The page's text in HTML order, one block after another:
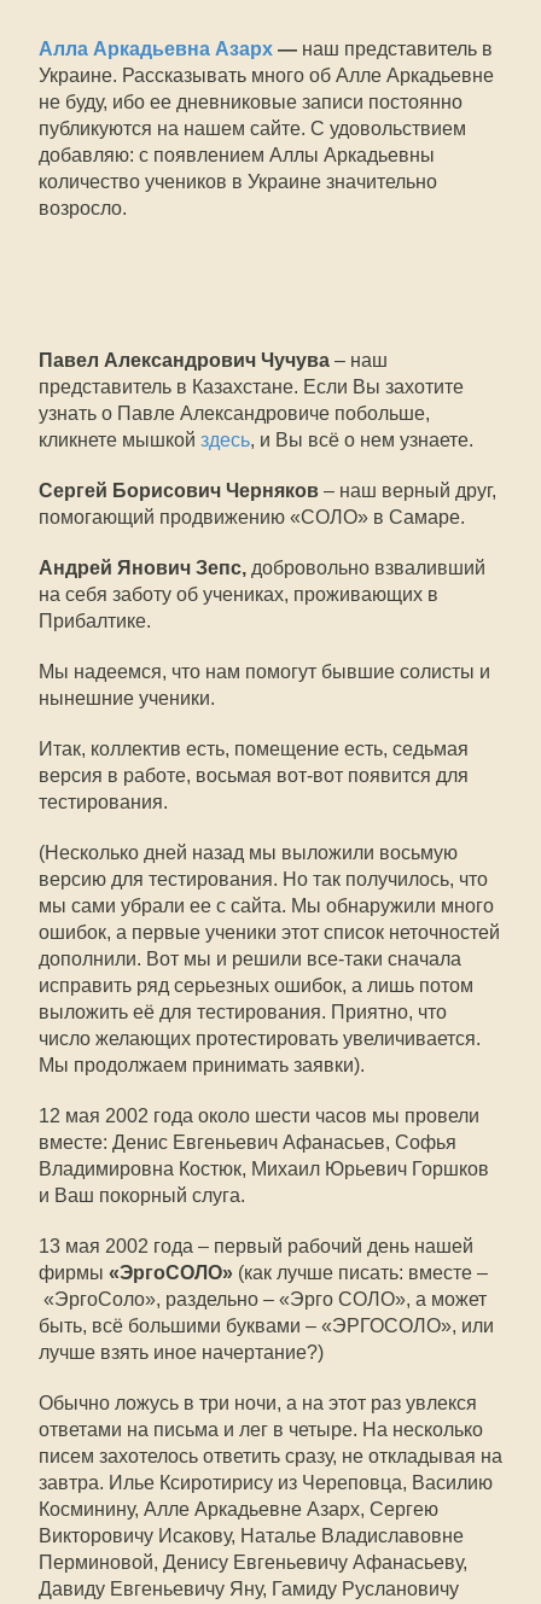
Алла Аркадьевна Азарх — наш представитель в
Украине. Рассказывать много об Алле Аркадьевне
не буду, ибо ее дневниковые записи постоянно
публикуются на нашем сайте. С удовольствием
добавляю: с появлением Аллы Аркадьевны
количество учеников в Украине значительно
возросло.
Павел Александрович Чучува – наш
представитель в Казахстане. Если Вы захотите
узнать о Павле Александровиче побольше,
кликнете мышкой здесь, и Вы всё о нем узнаете.
Сергей Борисович Черняков – наш верный друг,
помогающий продвижению «СОЛО» в Самаре.
Андрей Янович Зепс, добровольно взваливший
на себя заботу об учениках, проживающих в
Прибалтике.
Мы надеемся, что нам помогут бывшие солисты и
нынешние ученики.
Итак, коллектив есть, помещение есть, седьмая
версия в работе, восьмая вот-вот появится для
тестирования.
(Несколько дней назад мы выложили восьмую
версию для тестирования. Но так получилось, что
мы сами убрали ее с сайта. Мы обнаружили много
ошибок, а первые ученики этот список неточностей
дополнили. Вот мы и решили все-таки сначала
исправить ряд серьезных ошибок, а лишь потом
выложить её для тестирования. Приятно, что
число желающих протестировать увеличивается.
Мы продолжаем принимать заявки).
12 мая 2002 года около шести часов мы провели
вместе: Денис Евгеньевич Афанасьев, Софья
Владимировна Костюк, Михаил Юрьевич Горшков
и Ваш покорный слуга.
13 мая 2002 года – первый рабочий день нашей
фирмы «ЭргоСОЛО» (как лучше писать: вместе –
«ЭргоСоло», раздельно – «Эрго СОЛО», а может
быть, всё большими буквами – «ЭРГОСОЛО», или
лучше взять иное начертание?)
Обычно ложусь в три ночи, а на этот раз увлекся
ответами на письма и лег в четыре. На несколько
писем захотелось ответить сразу, не откладывая на
завтра. Илье Ксиротирису из Череповца, Василию
Косминину, Алле Аркадьевне Азарх, Сергею
Викторовичу Исакову, Наталье Владиславовне
Перминовой, Денису Евгеньевичу Афанасьеву,
Давиду Евгеньевичу Яну, Гамиду Руслановичу